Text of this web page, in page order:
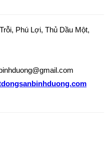
Phú Lợi, Thủ Dầu Một,